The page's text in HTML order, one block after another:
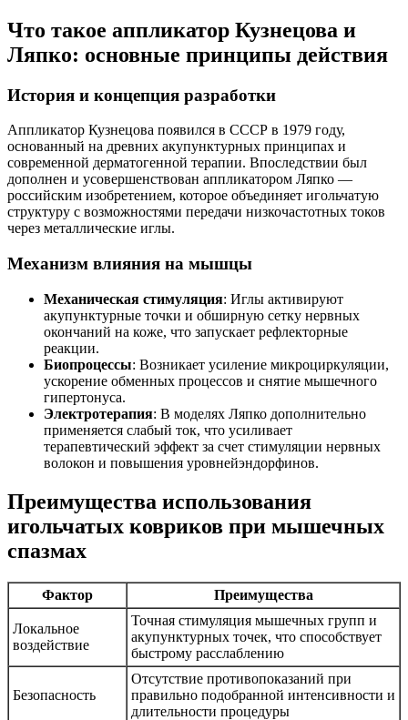
Что такое аппликатор Кузнецова и
Ляпко: основные принципы действия
История и концепция разработки
Аппликатор Кузнецова появился в СССР в 1979 году,
основанный на древних акупунктурных принципах и
современной дерматогенной терапии. Впоследствии был
дополнен и усовершенствован аппликатором Ляпко —
российским изобретением, которое объединяет игольчатую
структуру с возможностями передачи низкочастотных токов
через металлические иглы.
Механизм влияния на мышцы
Механическая стимуляция: Иглы активируют
акупунктурные точки и обширную сетку нервных
окончаний на коже, что запускает рефлекторные
реакции.
Биопроцессы: Возникает усиление микроциркуляции,
ускорение обменных процессов и снятие мышечного
гипертонуса.
Электротерапия: В моделях Ляпко дополнительно
применяется слабый ток, что усиливает
терапевтический эффект за счет стимуляции нервных
волокон и повышения уровнейэндорфинов.
Преимущества использования
игольчатых ковриков при мышечных
спазмах
Фактор Преимущества
Локальное
воздействие
Точная стимуляция мышечных групп и
акупунктурных точек, что способствует
быстрому расслаблению
Безопасность
Отсутствие противопоказаний при
правильно подобранной интенсивности и
длительности процедуры